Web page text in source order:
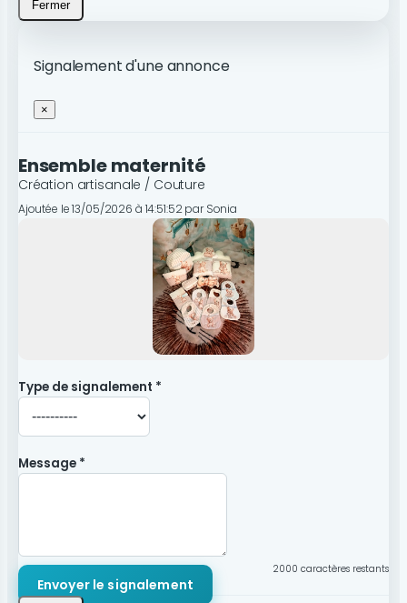
Fermer
Signalement d'une annonce
×
Ensemble maternité
Création artisanale / Couture
Ajoutée le 13/05/2026 à 14:51:52 par Sonia
Type de signalement *
Message *
2000 caractères restants
Envoyer le signalement